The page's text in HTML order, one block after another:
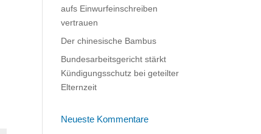
aufs Einwurfeinschreiben
vertrauen
Der chinesische Bambus
Bundesarbeitsgericht stärkt
Kündigungsschutz bei geteilter
Elternzeit
Neueste Kommentare